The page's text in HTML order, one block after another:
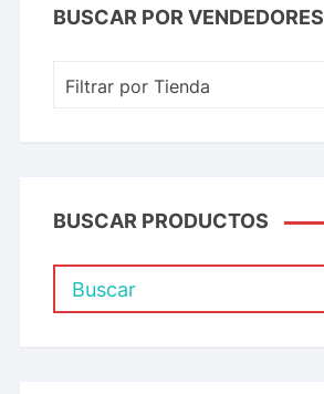
BUSCAR POR VENDEDORES
Filtrar por Tienda
BUSCAR PRODUCTOS